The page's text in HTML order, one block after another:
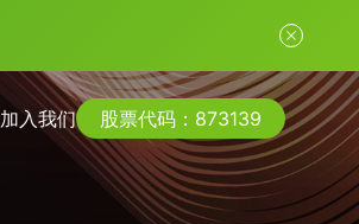
加入我们 股票代码：873139